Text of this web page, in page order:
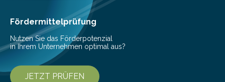
Fördermittelprüfung
Nutzen Sie das Förderpotenzial
in Ihrem Unternehmen optimal aus?
JETZT PRÜFEN